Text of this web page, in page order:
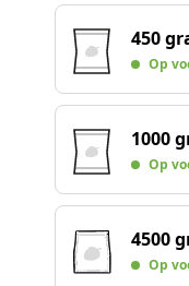
450
Op
1000
Op
4500
Op